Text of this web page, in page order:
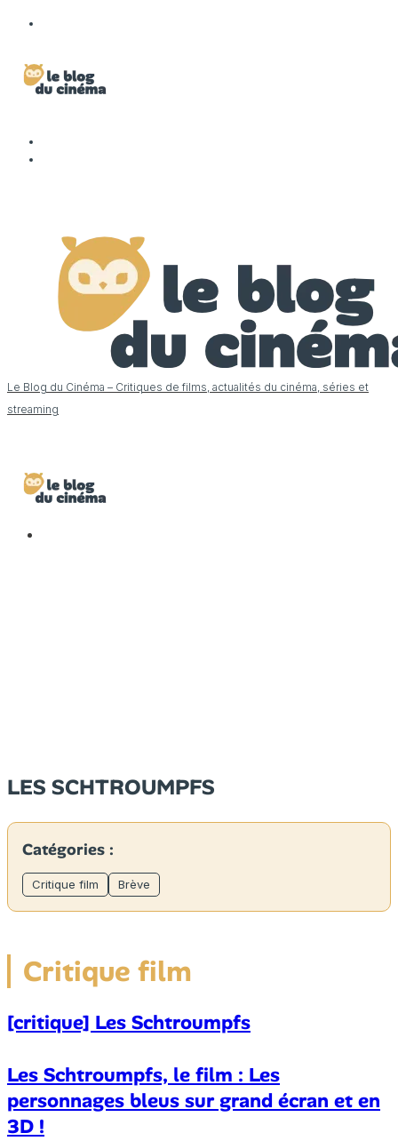
Le Blog du Cinéma – Critiques de films, actualités du cinéma, séries et
streaming
LES SCHTROUMPFS
Catégories :
Critique film Brève
Critique film
[critique] Les Schtroumpfs
Les Schtroumpfs, le film : Les
personnages bleus sur grand écran et en
3D !